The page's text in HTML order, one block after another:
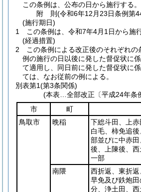
この条例は、公布の日から施行する。
附 則(令和6年12月23日条例第
(施行期日)
1
この条例は、令和7年4月1日から施
(経過措置)
2
この条例による改正後のそれぞれの
例の施行の日以後に発した督促状に
て適用し、同日前に発した督促状に
ては、なお従前の例による。
別表第1(第3条関係)
(本表…全部改正〔平成24年条
市
町
鳥取市
晩稲
下総斗田、上赤
白毛、柿免追
部並びに中赤
後、上陳後、
一部
南隈
西折返、東折返
早免及び鉄炮
分、浄土田、